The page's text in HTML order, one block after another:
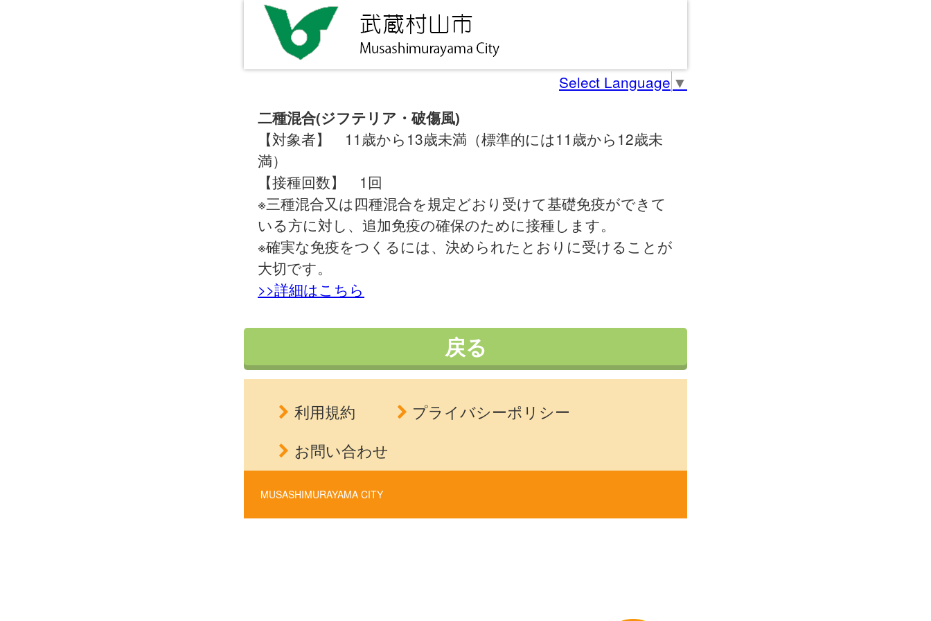
Select Language ▼
二種混合(ジフテリア・破傷風)
【対象者】 11歳から13歳未満（標準的には11歳から12歳未
満）
【接種回数】 1回
※三種混合又は四種混合を規定どおり受けて基礎免疫ができて
いる方に対し、追加免疫の確保のために接種します。
※確実な免疫をつくるには、決められたとおりに受けることが
大切です。
>>詳細はこちら
戻る
利用規約
プライバシーポリシー
お問い合わせ
MUSASHIMURAYAMA CITY